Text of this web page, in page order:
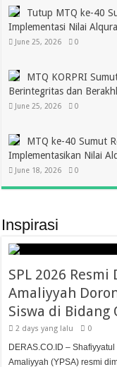
Tutup MTQ ke-40
Implementasi Nilai
June 25, 2026 0
MTQ KORPRI
Berintegritas dan
June 25, 2026 0
MTQ ke-40 Sumut
Implementasikan Nilai
June 18, 2026 0
Inspirasi
SPL 2026
Amaliyyah
Siswa di Bidang
2 days yang lalu 0
DERAS.CO.ID –
Amaliyyah (YPSA) resmi